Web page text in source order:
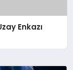
Enkazı